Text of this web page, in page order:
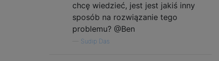
chcę wiedzieć, jest jest jakiś inny
sposób na rozwiązanie tego
problemu? @Ben
Sudip Das